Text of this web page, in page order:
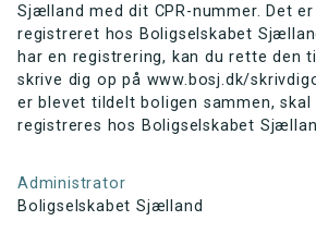
Sjælland med dit CPR-nummer. Det
registreret hos Boligselskabet
har en registrering, kan du rette den
skrive dig op på www.bosj.dk/
er blevet tildelt boligen sammen, skal
registreres hos Boligselskabet
Administrator
Boligselskabet Sjælland